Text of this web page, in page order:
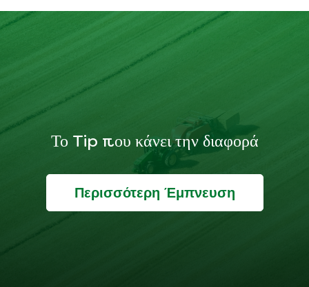
Το Tip που κάνει την διαφορά
Περισσότερη Έμπνευση